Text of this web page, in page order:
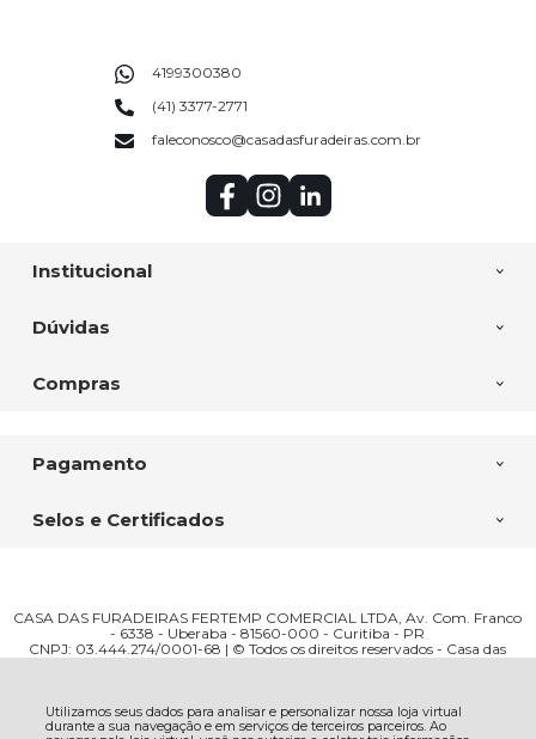
Utilizamos seus dados para analisar e personalizar nossa loja virtual
durante a sua navegação e em serviços de terceiros parceiros. Ao
Institucional
Dúvidas
Compras
4199300380
(41) 3377-2771
faleconosco@casadasfuradeiras.com.br
Pagamento
Selos e Certificados
CASA DAS FURADEIRAS FERTEMP COMERCIAL LTDA, Av. Com. Franco
- 6338 - Uberaba - 81560-000 - Curitiba - PR
CNPJ: 03.444.274/0001-68 | © Todos os direitos reservados - Casa das